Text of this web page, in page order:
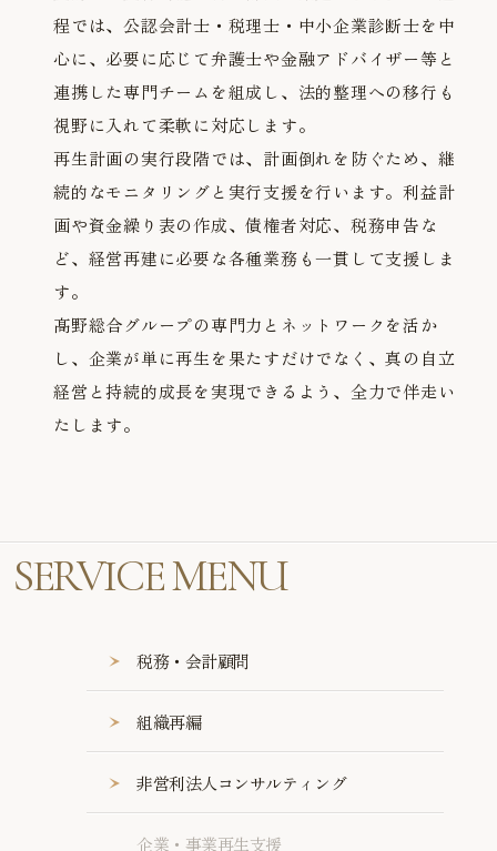
程では、公認会計士・税理士・中小企業診断士を中
心に、必要に応じて弁護士や金融アドバイザー等と
連携した専門チームを組成し、法的整理への移行も
視野に入れて柔軟に対応します。
再生計画の実行段階では、計画倒れを防ぐため、継
続的なモニタリングと実行支援を行います。利益計
画や資金繰り表の作成、債権者対応、税務申告な
ど、経営再建に必要な各種業務も一貫して支援しま
す。
髙野総合グループの専門力とネットワークを活か
し、企業が単に再生を果たすだけでなく、真の自立
経営と持続的成長を実現できるよう、全力で伴走い
たします。
SERVICE MENU
税務・会計顧問
組織再編
非営利法人コンサルティング
企業・事業再生支援